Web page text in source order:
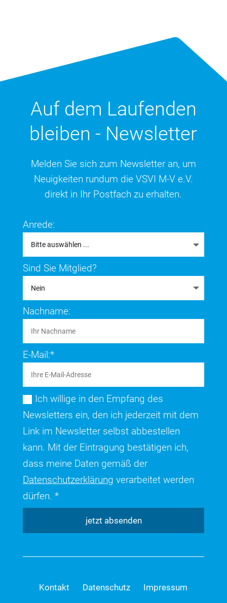
Auf dem Laufenden
bleiben - Newsletter
Melden Sie sich zum Newsletter an, um
Neuigkeiten rundum die VSVI M-V e.V.
direkt in Ihr Postfach zu erhalten.
Anrede:
Sind Sie Mitglied?
Nachname:
E-Mail:*
Ich willige in den Empfang des
Newsletters ein, den ich jederzeit mit dem
Link im Newsletter selbst abbestellen
kann. Mit der Eintragung bestätigen ich,
dass meine Daten gemäß der
Datenschutzerklärung verarbeitet werden
dürfen. *
jetzt absenden
Kontakt Datenschutz Impressum